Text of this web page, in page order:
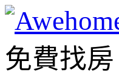
免費找房